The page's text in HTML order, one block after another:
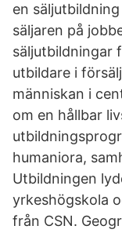
en
säljaren på
säljutbildningar
utbildare i
människan i
om en hållbar
humaniora,
Utbildningen
yrkeshögskola
från CSN.